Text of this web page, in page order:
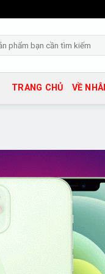
TRANG CHỦ VỀ